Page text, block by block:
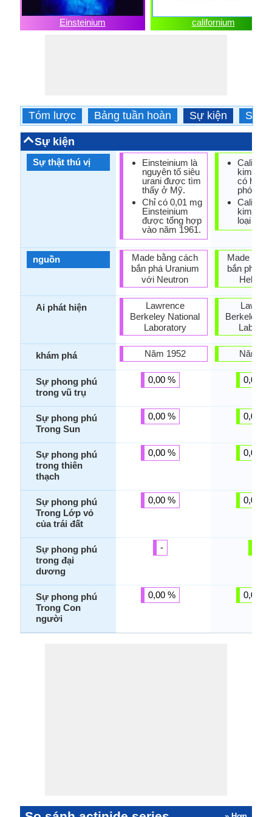
Einsteinium californium
Tóm lược Bảng tuần hoàn Sự kiện Sử
Sự kiện
Sự thật thú vị
nguồn
Ai phát hiện
khám phá
Sự phong phú
trong vũ trụ
Sự phong phú
Trong Sun
Sự phong phú
trong thiên
thạch
Sự phong phú
Trong Lớp vỏ
của trái đất
Sự phong phú
trong đại
dương
Sự phong phú
Trong Con
người
Einsteinium là
nguyên tố siêu
urani được tìm
thấy ở Mỹ.
Chỉ có 0,01 mg
Einsteinium
được tổng hợp
vào năm 1961.
Made bằng cách
bắn phá Uranium
với Neutron
Lawrence
Berkeley National
Laboratory
Năm 1952
0,00 %
0,00 %
0,00 %
0,00 %
-
0,00 %
kim loại
có hại
phóng
kim loại
loại
Made
bắn phá
Helium
Berkeley
Năm
0,00 %
0,00 %
0,00 %
0,00 %
0,00 %